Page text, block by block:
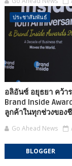
ประชาสัมพันธ์
อลิอันซ์ อยุธยา คว้า
Brand Inside
ลูกค้าในทุกช่วงของ
Go Ahead News
BLOGGER